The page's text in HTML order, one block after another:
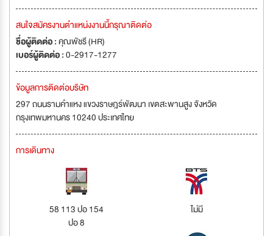
สนใจสมัครงานตำแหน่งงานนี้กรุณาติดต่อ
ชื่อผู้ติดต่อ :คุณพัชรี (HR)
เบอร์ผู้ติดต่อ :0-2917-1277
ข้อมูลการติดต่อบริษัท
297 ถนนรามคำแหง แขวงราษฎร์พัฒนา เขตสะพานสูง จังหวัด
กรุงเทพมหานคร 10240 ประเทศไทย
การเดินทาง
58 113 ปอ 154
ปอ 8
ไม่มี